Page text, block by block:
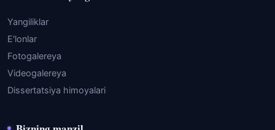
Yangiliklar
E'lonlar
Fotogalereya
Videogalereya
Dissertatsiya himoyalari